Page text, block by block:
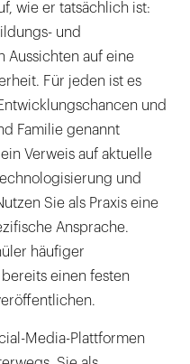
wie er tatsächlich ist:
und
Aussichten auf eine
Für jeden ist es
und
Familie genannt
Verweis auf aktuelle
und
Sie als Praxis eine
Ansprache.
häufiger
einen festen
­Media-Plattformen